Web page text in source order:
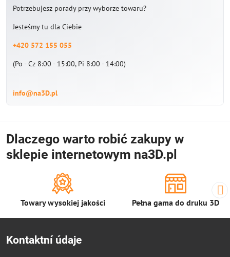
Potrzebujesz porady przy wyborze towaru?
Jesteśmy tu dla Ciebie
+420 572 155 055
(Po - Cz 8:00 - 15:00, Pi 8:00 - 14:00)
info@na3D.pl
Dlaczego warto robić zakupy w
sklepie internetowym na3D.pl
Towary wysokiej jakości Pełna gama do druku 3D
Kontaktní údaje